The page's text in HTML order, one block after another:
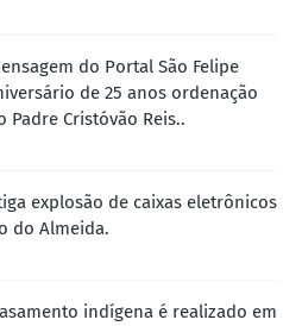
do Portal São Felipe
de 25 anos ordenação
Padre Cristóvão Reis..
explosão de caixas eletrônicos
do Almeida.
indígena é realizado em